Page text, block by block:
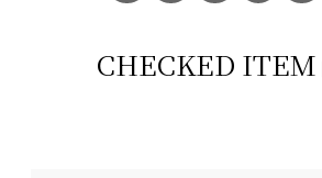
CHECKED ITEM